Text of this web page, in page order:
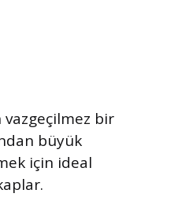
bir
büyük
için ideal